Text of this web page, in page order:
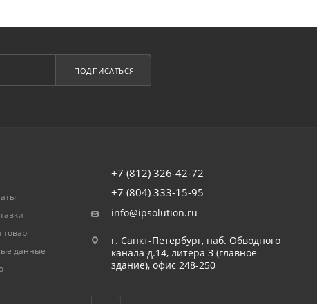
ПОДПИСАТЬСЯ
товар
данные
+7 (812) 326-42-72
+7 (804) 333-15-95
info@ipsolution.ru
г. Санкт-Петербург, наб. Обводного
канала д.14, литера З (главное
здание), офис 248-250